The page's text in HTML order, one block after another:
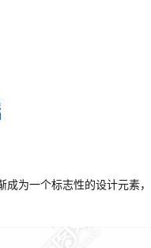
成为一个标志性的设计元素